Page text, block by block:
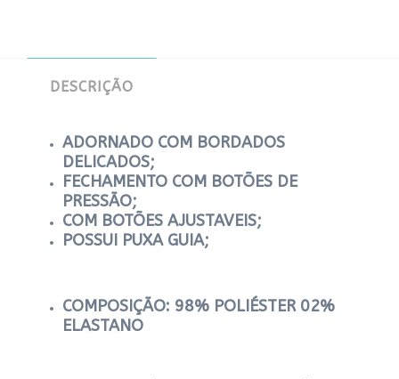
DESCRIÇÃO
ADORNADO COM BORDADOS
DELICADOS;
FECHAMENTO COM BOTÕES DE
PRESSÃO;
COM BOTÕES AJUSTAVEIS;
POSSUI PUXA GUIA;
COMPOSIÇÃO: 98% POLIÉSTER 02%
ELASTANO